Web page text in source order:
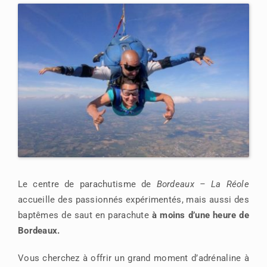
Le centre de parachutisme de Bordeaux – La Réole
accueille des passionnés expérimentés, mais aussi des
baptêmes de saut en parachute à moins d’une heure de
Bordeaux.
Vous cherchez à offrir un grand moment d’adrénaline à